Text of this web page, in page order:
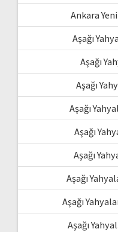
Ankara
Aşağı
Aşağı
Aşağı
Aşağı
Aşağı
Aşağı
Aşağı
Aşağı
Aşağı